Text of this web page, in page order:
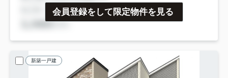
会員登録をして限定物件を見る
新築一戸建